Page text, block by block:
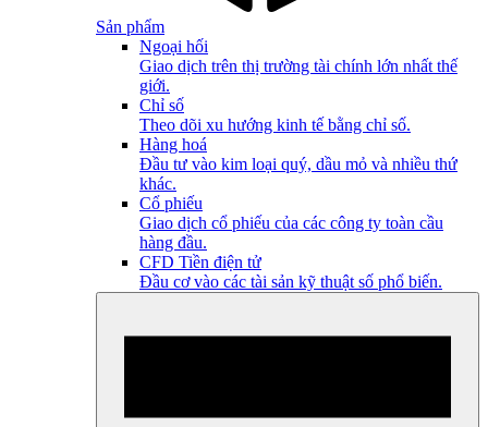
Sản phẩm
Ngoại hối
Giao dịch trên thị trường tài chính lớn nhất thế
giới.
Chỉ số
Theo dõi xu hướng kinh tế bằng chỉ số.
Hàng hoá
Đầu tư vào kim loại quý, dầu mỏ và nhiều thứ
khác.
Cổ phiếu
Giao dịch cổ phiếu của các công ty toàn cầu
hàng đầu.
CFD Tiền điện tử
Đầu cơ vào các tài sản kỹ thuật số phổ biến.